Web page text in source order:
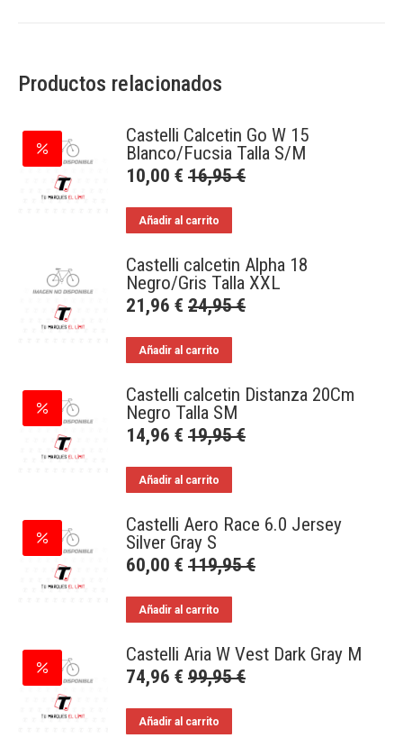
Productos relacionados
Castelli Calcetin Go W 15
Blanco/Fucsia Talla S/M
10,00 € 16,95€
Añadir al carrito
Castelli calcetin Alpha 18
Negro/Gris Talla XXL
21,96 € 24,95€
Añadir al carrito
Castelli calcetin Distanza 20Cm
Negro Talla SM
14,96 € 19,95€
Añadir al carrito
Castelli Aero Race 6.0 Jersey
Silver Gray S
60,00 € 119,95€
Añadir al carrito
Castelli Aria W Vest Dark Gray M
74,96 € 99,95€
Añadir al carrito